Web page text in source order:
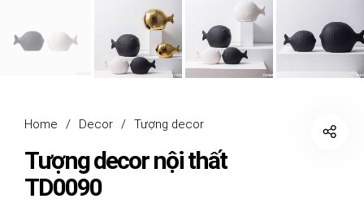
Home / Decor / Tượng decor
Tượng decor nội thất
TD0090